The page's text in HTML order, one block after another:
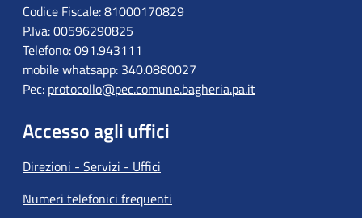
Codice Fiscale: 81000170829
P.Iva: 00596290825
Telefono: 091.943111
mobile whatsapp: 340.0880027
Pec: protocollo@pec.comune.bagheria.pa.it
Accesso agli uffici
Direzioni - Servizi - Uffici
Numeri telefonici frequenti